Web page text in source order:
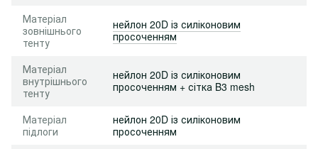
Матеріал
зовнішнього
тенту
нейлон 20D із силіконовим
просоченням
Матеріал
внутрішнього
тенту
нейлон 20D із силіконовим
просоченням + сітка B3 mesh
Матеріал
підлоги
нейлон 20D із силіконовим
просоченням